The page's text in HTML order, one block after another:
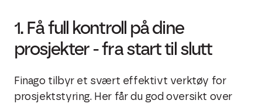
1. Få full kontroll på dine
prosjekter - fra start til slutt
Finago tilbyr et svært effektivt verktøy for
prosjektstyring. Her får du god oversikt over